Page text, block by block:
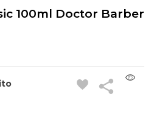
100ml Doctor Barber